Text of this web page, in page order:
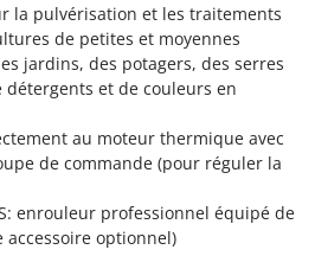
des fruits
la pulvérisation et les traitements
de petites et moyennes
jardins, des potagers, des serres
et de couleurs en
au moteur thermique avec
de commande (pour réguler la
enrouleur professionnel équipé de
optionnel)